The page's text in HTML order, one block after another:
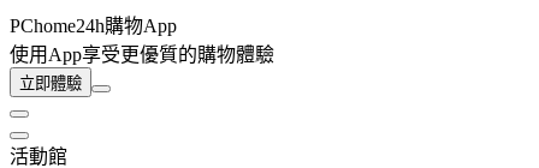
PChome24h購物App
使用App享受更優質的購物體驗
立即體驗
活動館